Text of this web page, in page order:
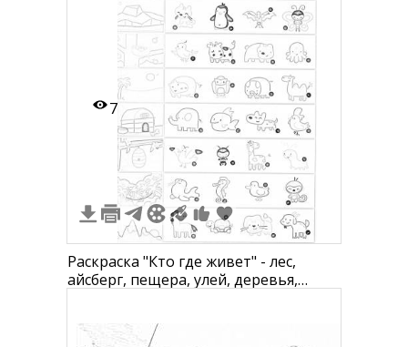
7
Раскраска "Кто где живет" - лес,
айсберг, пещера, улей, деревья,